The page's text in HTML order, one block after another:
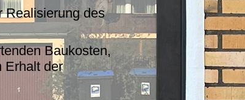
Realisierung des
Baukosten,
Erhalt der